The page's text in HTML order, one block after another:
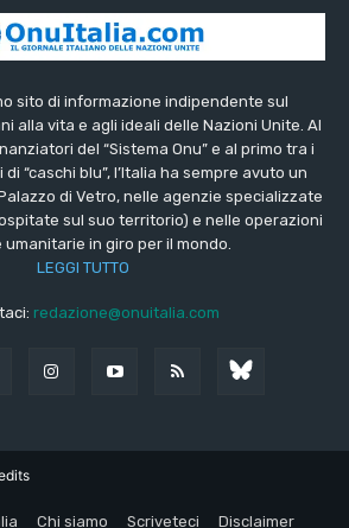
sito di informazione indipendente sul
alla vita e agli ideali delle Nazioni Unite. Al
del “Sistema Onu” e al primo tra i
“caschi blu”, l’Italia ha sempre avuto un
di Vetro, nelle agenzie specializzate
sul suo territorio) e nelle operazioni
umanitarie in giro per il mondo.
LEGGI TUTTO
redazione@onuitalia.com
Chi siamo Scriveteci Disclaimer